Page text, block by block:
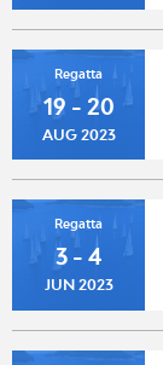
Regatta
19 - 20
AUG 2023
Regatta
3 - 4
JUN 2023